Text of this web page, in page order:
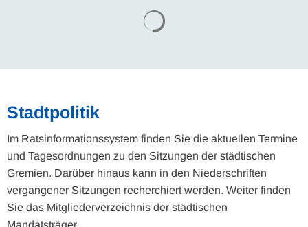
Stadtpolitik
Im Ratsinformationssystem finden Sie die aktuellen Termine
und Tagesordnungen zu den Sitzungen der städtischen
Gremien. Darüber hinaus kann in den Niederschriften
vergangener Sitzungen recherchiert werden. Weiter finden
Sie das Mitgliederverzeichnis der städtischen
Mandatsträger.